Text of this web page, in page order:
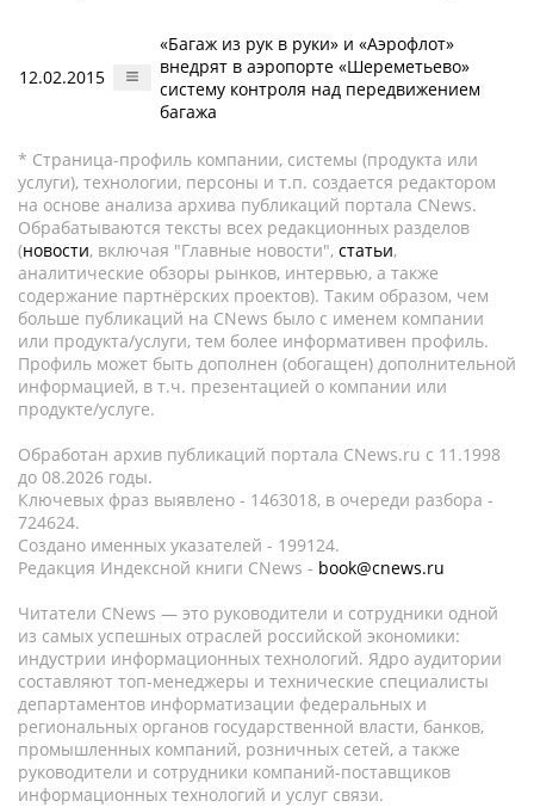
12.02.2015
«Багаж из рук в руки» и «Аэрофлот»
внедрят в аэропорте «Шереметьево»
систему контроля над передвижением
багажа
* Страница-профиль компании, системы (продукта или
услуги), технологии, персоны и т.п. создается редактором
на основе анализа архива публикаций портала CNews.
Обрабатываются тексты всех редакционных разделов
(новости, включая "Главные новости", статьи,
аналитические обзоры рынков, интервью, а также
содержание партнёрских проектов). Таким образом, чем
больше публикаций на CNews было с именем компании
или продукта/услуги, тем более информативен профиль.
Профиль может быть дополнен (обогащен) дополнительной
информацией, в т.ч. презентацией о компании или
продукте/услуге.
Обработан архив публикаций портала CNews.ru c 11.1998
до 08.2026 годы.
Ключевых фраз выявлено - 1463018, в очереди разбора -
724624.
Создано именных указателей - 199124.
Редакция Индексной книги CNews - book@cnews.ru
Читатели CNews — это руководители и сотрудники одной
из самых успешных отраслей российской экономики:
индустрии информационных технологий. Ядро аудитории
составляют топ-менеджеры и технические специалисты
департаментов информатизации федеральных и
региональных органов государственной власти, банков,
промышленных компаний, розничных сетей, а также
руководители и сотрудники компаний-поставщиков
информационных технологий и услуг связи.